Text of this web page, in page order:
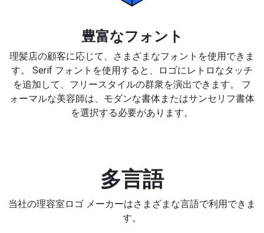
豊富なフォント
理髪店の顧客に応じて、さまざまなフォントを使用できま
す。 Serif フォントを使用すると、ロゴにレトロなタッチ
を追加して、フリースタイルの群衆を演出できます。 フ
ォーマルな美容師は、モダンな書体またはサンセリフ書体
を選択する必要があります。
多言語
当社の理容室ロゴ メーカーはさまざまな言語で利用できま
す。